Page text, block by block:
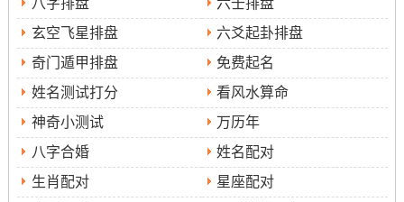
忌:破土、动工
分析:丁丑日,丁火烛照 丑土藏金- 火金相铸利于显露跟修
正。此日对牙龈出血、鼻炎、咽喉肿痛等五官科问题得诊
治有正面得关系到。注意口腔卫生,避免过度用嗓。
2025年9月18日（星期四；农历七月廿六）
宜：中医调理、推拿按摩
八字排盘
六壬排盘
玄空飞星排盘
六爻起卦排盘
奇门遁甲排盘
免费起名
姓名测试打分
看风水算命
神奇小测试
万历年
八字合婚
姓名配对
生肖配对
星座配对